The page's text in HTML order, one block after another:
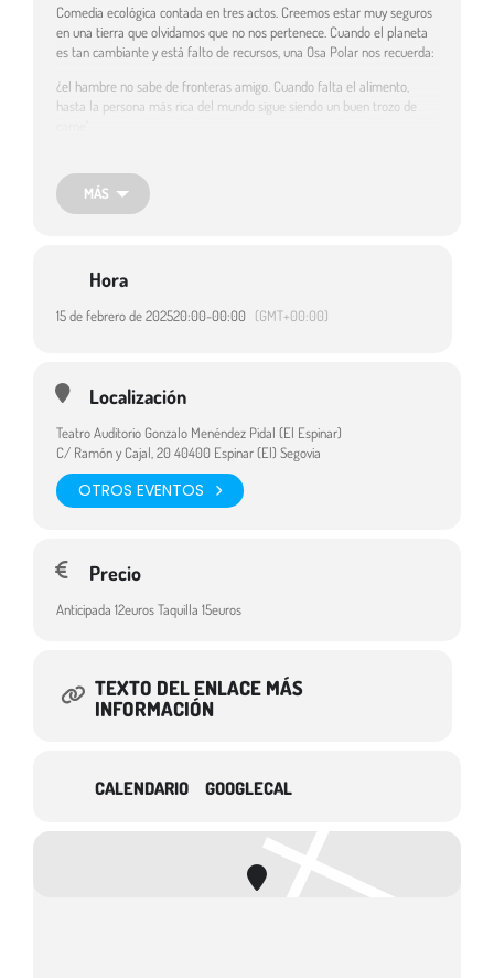
Comedia ecológica contada en tres actos. Creemos estar muy seguros
en una tierra que olvidamos que no nos pertenece. Cuando el planeta
es tan cambiante y está falto de recursos, una Osa Polar nos recuerda:
¿el hambre no sabe de fronteras amigo. Cuando falta el alimento,
hasta la persona más rica del mundo sigue siendo un buen trozo de
Espectáculo incluido en la programación de la Red de Teatros de
Castilla y León.
Destinatarios:
MÁS
Hora
15 de febrero de 202520:00-00:00 (GMT+00:00)
Localización
Teatro Auditorio Gonzalo Menéndez Pidal (El Espinar)
C/ Ramón y Cajal, 20 40400 Espinar (El) Segovia
OTROS EVENTOS
Precio
Anticipada 12euros Taquilla 15euros
TEXTO DEL ENLACE MÁS
INFORMACIÓN
CALENDARIO GOOGLECAL